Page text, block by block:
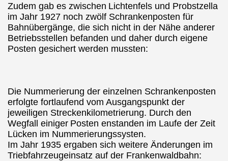
Zudem gab es zwischen Lichtenfels und Probstzella
im Jahr 1927 noch zwölf Schrankenposten für
Bahnübergänge, die sich nicht in der Nähe anderer
Betriebsstellen befanden und daher durch eigene
Posten gesichert werden mussten:
Die Nummerierung der einzelnen Schrankenposten
erfolgte fortlaufend vom Ausgangspunkt der
jeweiligen Streckenkilometrierung. Durch den
Wegfall einiger Posten enstanden im Laufe der Zeit
Lücken im Nummerierungssysten.
Im Jahr 1935 ergaben sich weitere Änderungen im
Triebfahrzeugeinsatz auf der Frankenwaldbahn: